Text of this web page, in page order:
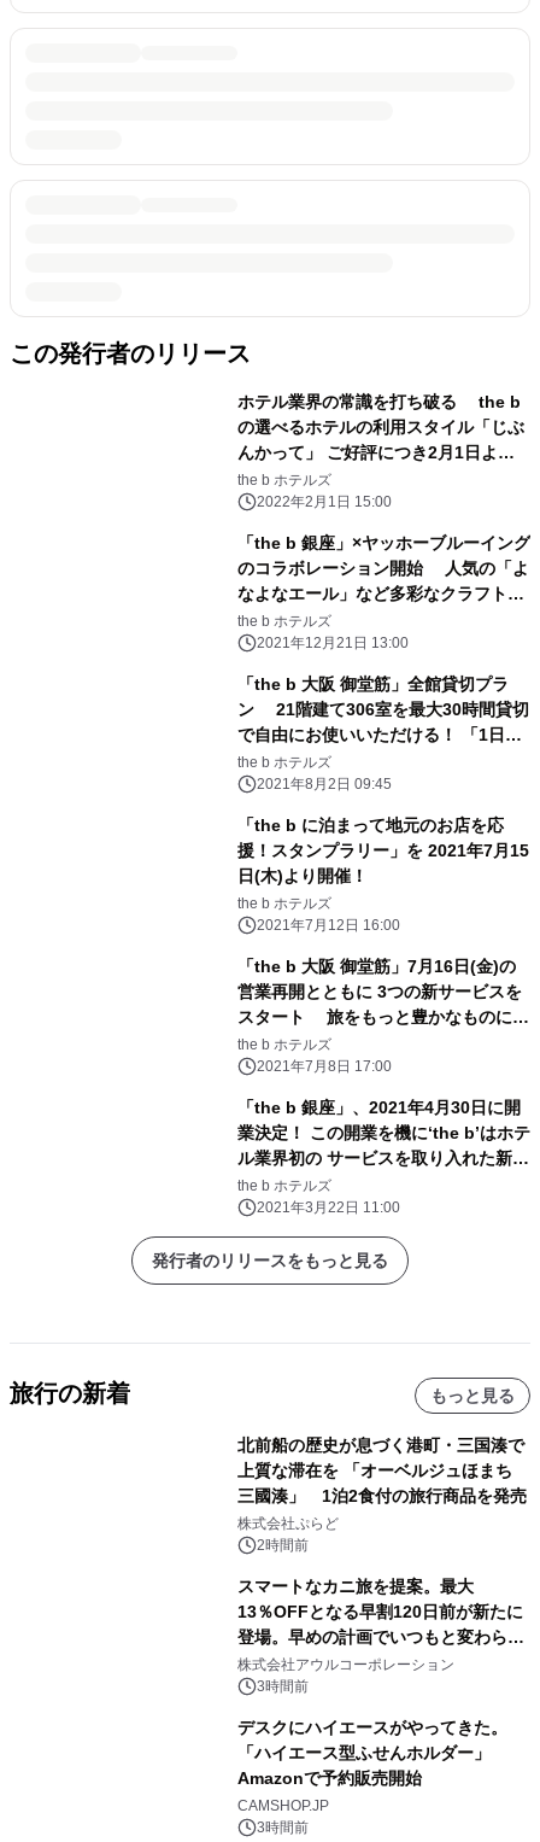
この発行者のリリース
ホテル業界の常識を打ち破る the b
の選べるホテルの利用スタイル「じぶ
んかって」 ご好評につき2月1日より
全店舗展開へ！
the b ホテルズ
2022年2月1日 15:00
「the b 銀座」×ヤッホーブルーイング
のコラボレーション開始 人気の「よ
なよなエール」など多彩なクラフトビ
ールをご用意 お好きな1本が選べる
ウェルカムサービスを開始！
the b ホテルズ
2021年12月21日 13:00
「the b 大阪 御堂筋」全館貸切プラ
ン 21階建て306室を最大30時間貸切
で自由にお使いいただける！ 「1日
100万円でホテルまるごと貸切プラ
ン」販売開始
the b ホテルズ
2021年8月2日 09:45
「the b に泊まって地元のお店を応
援！スタンプラリー」を 2021年7月15
日(木)より開催！
the b ホテルズ
2021年7月12日 16:00
「the b 大阪 御堂筋」7月16日(金)の
営業再開とともに 3つの新サービスを
スタート 旅をもっと豊かなものに
「夜か朝 選べる2つのゴールデンアワ
ー」 滞在時間を自由にデザインする
新予約システム「じぶんかって」 清
掃スタッフも女性限定！こだわりの
「あんしんレディースフロア」
the b ホテルズ
2021年7月8日 17:00
「the b 銀座」、2021年4月30日に開
業決定！ この開業を機に‘the b’はホテ
ル業界初の サービスを取り入れた新た
な取り組みを提供開始
the b ホテルズ
2021年3月22日 11:00
発行者のリリースをもっと見る
旅行の新着 もっと見る
北前船の歴史が息づく港町・三国湊で
上質な滞在を 「オーベルジュほまち
三國湊」 1泊2食付の旅行商品を発売
株式会社ぷらど
2時間前
スマートなカニ旅を提案。最大
13％OFFとなる早割120日前が新たに
登場。早めの計画でいつもと変わらぬ
大人の冬旅を。ー夕日ヶ浦温泉「佳松
苑 別邸ふうか」ー
株式会社アウルコーポレーション
3時間前
デスクにハイエースがやってきた。
「ハイエース型ふせんホルダー」
Amazonで予約販売開始
CAMSHOP.JP
3時間前